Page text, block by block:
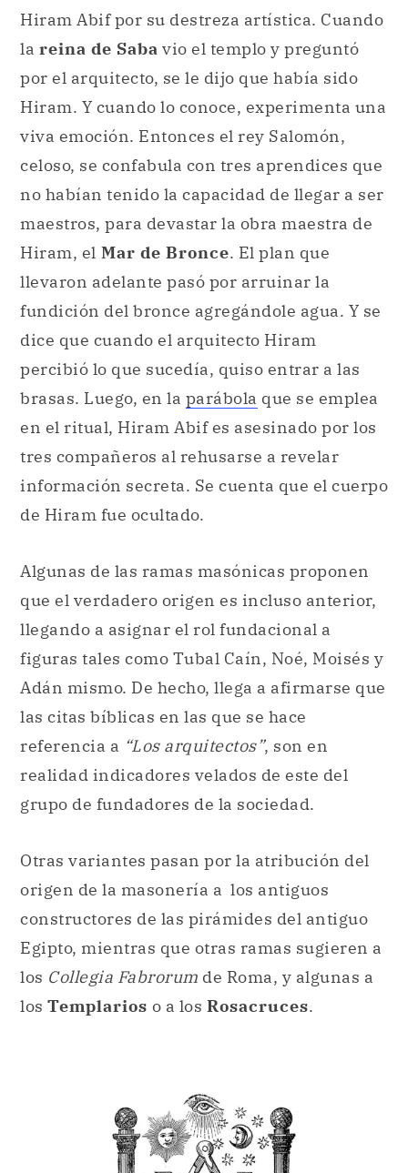
Hiram Abif por su destreza artística. Cuando
la reina de Saba vio el templo y preguntó
por el arquitecto, se le dijo que había sido
Hiram. Y cuando lo conoce, experimenta una
viva emoción. Entonces el rey Salomón,
celoso, se confabula con tres aprendices que
no habían tenido la capacidad de llegar a ser
maestros, para devastar la obra maestra de
Hiram, el Mar de Bronce. El plan que
llevaron adelante pasó por arruinar la
fundición del bronce agregándole agua. Y se
dice que cuando el arquitecto Hiram
percibió lo que sucedía, quiso entrar a las
brasas. Luego, en la parábola que se emplea
en el ritual, Hiram Abif es asesinado por los
tres compañeros al rehusarse a revelar
información secreta. Se cuenta que el cuerpo
de Hiram fue ocultado.
Algunas de las ramas masónicas proponen
que el verdadero origen es incluso anterior,
llegando a asignar el rol fundacional a
figuras tales como Tubal Caín, Noé, Moisés y
Adán mismo. De hecho, llega a afirmarse que
las citas bíblicas en las que se hace
referencia a “Los arquitectos”, son en
realidad indicadores velados de este del
grupo de fundadores de la sociedad.
Otras variantes pasan por la atribución del
origen de la masonería a los antiguos
constructores de las pirámides del antiguo
Egipto, mientras que otras ramas sugieren a
los Collegia Fabrorum de Roma, y algunas a
los Templarios o a los Rosacruces.